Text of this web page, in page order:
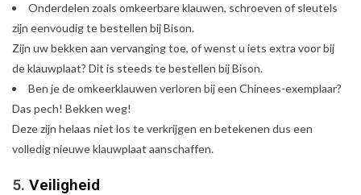
Onderdelen zoals omkeerbare klauwen, schroeven of sleutels
zijn eenvoudig te bestellen bij Bison.
Zijn uw bekken aan vervanging toe, of wenst u iets extra voor bij
de klauwplaat? Dit is steeds te bestellen bij Bison.
Ben je de omkeerklauwen verloren bij een Chinees-exemplaar?
Das pech! Bekken weg!
Deze zijn helaas niet los te verkrijgen en betekenen dus een
volledig nieuwe klauwplaat aanschaffen.
5. Veiligheid